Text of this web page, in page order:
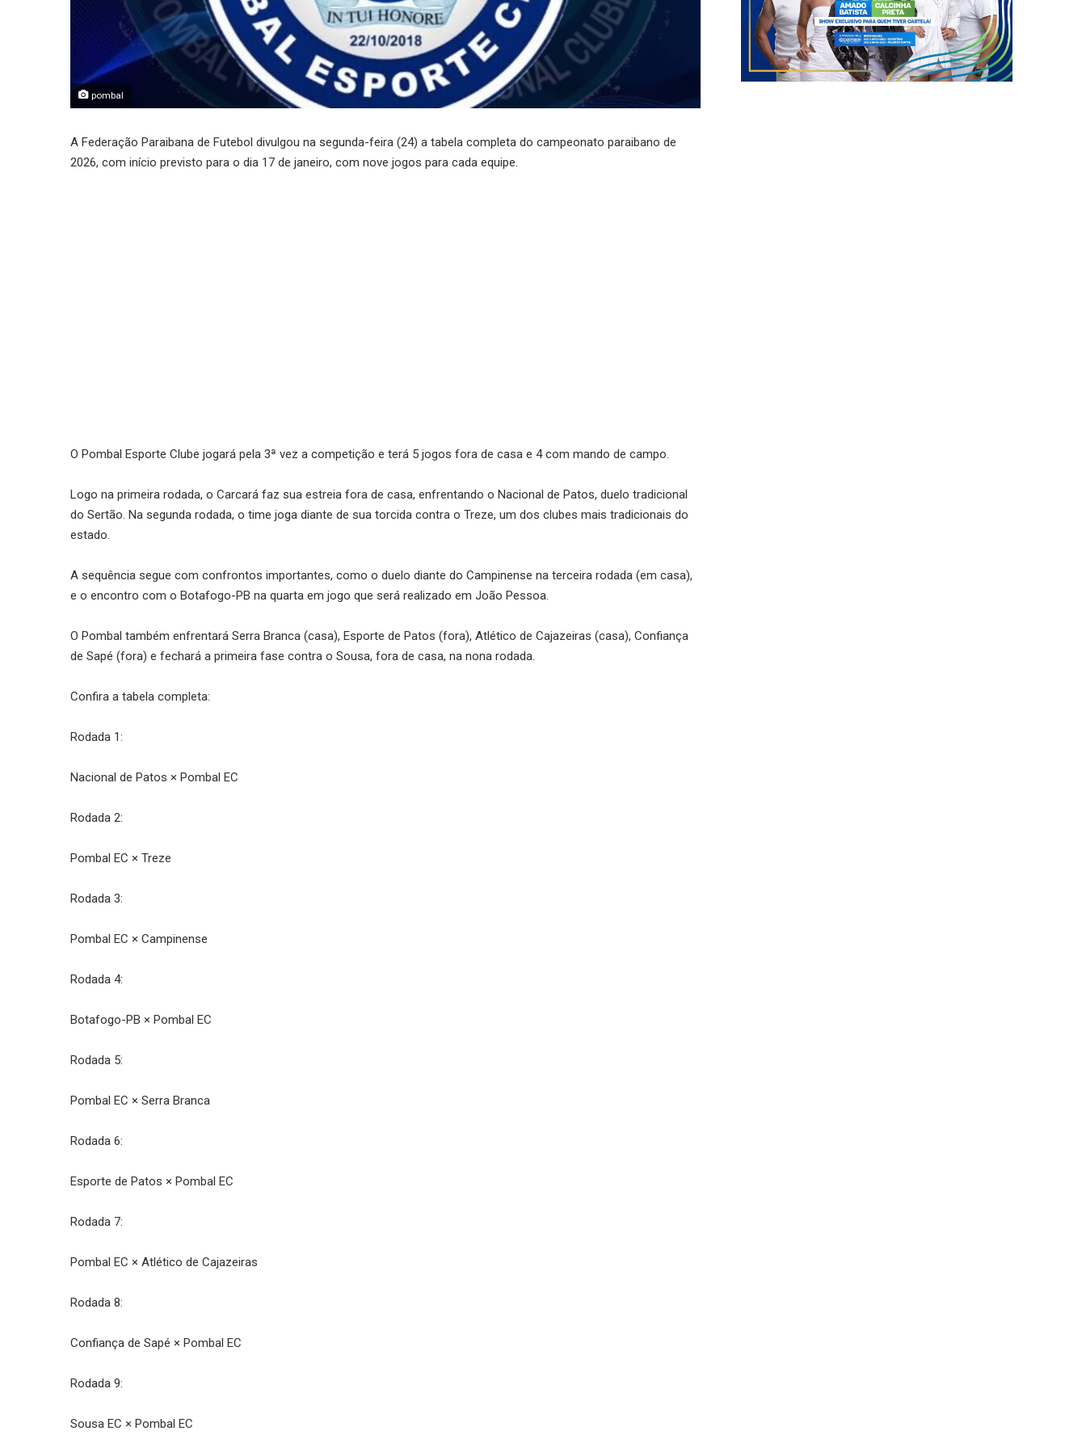
pombal
A Federação Paraibana de Futebol divulgou na segunda-feira (24) a tabela completa do campeonato paraibano de
2026, com início previsto para o dia 17 de janeiro, com nove jogos para cada equipe.
O Pombal Esporte Clube jogará pela 3ª vez a competição e terá 5 jogos fora de casa e 4 com mando de campo.
Logo na primeira rodada, o Carcará faz sua estreia fora de casa, enfrentando o Nacional de Patos, duelo tradicional
do Sertão. Na segunda rodada, o time joga diante de sua torcida contra o Treze, um dos clubes mais tradicionais do
estado.
A sequência segue com confrontos importantes, como o duelo diante do Campinense na terceira rodada (em casa),
e o encontro com o Botafogo-PB na quarta em jogo que será realizado em João Pessoa.
O Pombal também enfrentará Serra Branca (casa), Esporte de Patos (fora), Atlético de Cajazeiras (casa), Confiança
de Sapé (fora) e fechará a primeira fase contra o Sousa, fora de casa, na nona rodada.
Confira a tabela completa:
Rodada 1:
Nacional de Patos × Pombal EC
Rodada 2:
Pombal EC × Treze
Rodada 3:
Pombal EC × Campinense
Rodada 4:
Botafogo-PB × Pombal EC
Rodada 5:
Pombal EC × Serra Branca
Rodada 6:
Esporte de Patos × Pombal EC
Rodada 7:
Pombal EC × Atlético de Cajazeiras
Rodada 8:
Confiança de Sapé × Pombal EC
Rodada 9:
Sousa EC × Pombal EC